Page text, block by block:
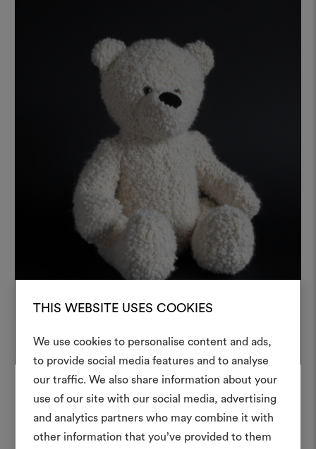
THIS WEBSITE USES COOKIES
We use cookies to personalise content and ads,
to provide social media features and to analyse
our traffic. We also share information about your
use of our site with our social media, advertising
and analytics partners who may combine it with
other information that you’ve provided to them
« The Texture Society » a été
exposée dans la salle d'exposition
Créer
Un instrument interactif
à vos idées et les partager,